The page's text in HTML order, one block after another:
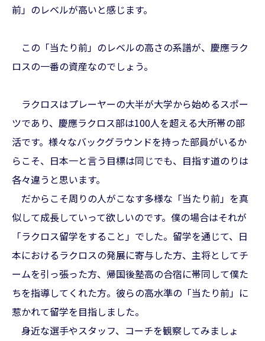
前」のレベルが高いと感じます。
この「当たり前」のレベルの高さの系譜が、慶應ラク
ロスの一番の資産なのでしょう。
ラクロスはプレーヤーの大半が大学から始めるスポー
ツであり、慶應ラクロス部は100人を超える大所帯の部
活です。様々なバックグラウンドを持った部員がいるか
らこそ、日本一と言う目標は同じでも、目指す道のりは
各々違うと思います。
だからこそ周りの人がこなす多様な「当たり前」を真
似して成長していって欲しいのです。僕の場合はそれが
「ラクロス留学をすること」でした。留学を通じて、日
本におけるラクロスの発展に寄与した方、主将としてチ
ームを引っ張った方、帰国後塾高の合宿に帯同して僕た
ちを指導してくれた方。彼らの高水準の「当たり前」に
惹かれて留学を目指しました。
身近な選手やスタッフ、コーチを観察してみましょ